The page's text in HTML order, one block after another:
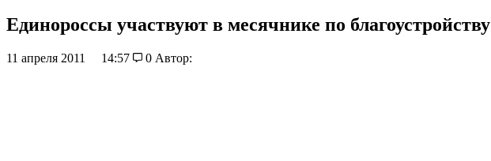
Единороссы участвуют в месячнике по благоустройству
11 апреля 2011 14:57 0 Автор: